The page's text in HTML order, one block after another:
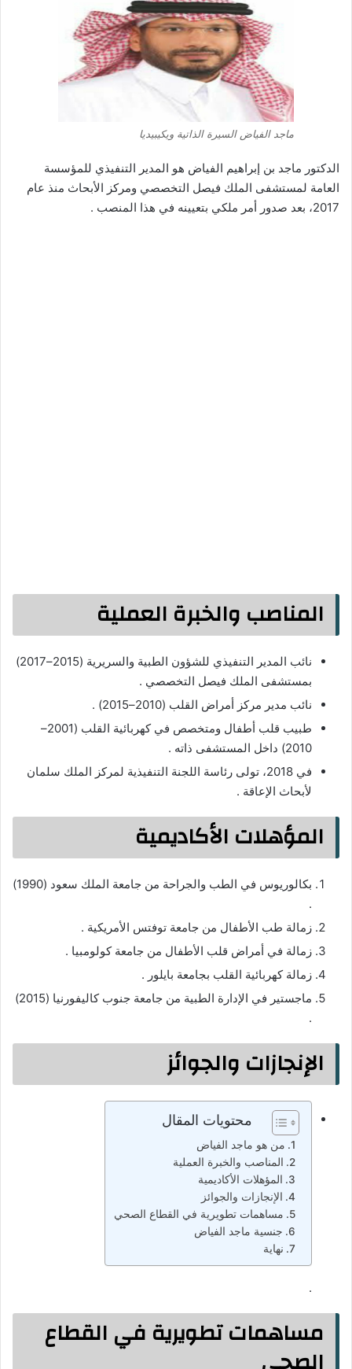
ماجد الفياض السيرة الذاتية ويكيبيديا
الدكتور ماجد بن إبراهيم الفياض هو المدير التنفيذي للمؤسسة
العامة لمستشفى الملك فيصل التخصصي ومركز الأبحاث منذ عام
2017، بعد صدور أمر ملكي بتعيينه في هذا المنصب .
المناصب والخبرة العملية
نائب المدير التنفيذي للشؤون الطبية والسريرية (2015–2017)
بمستشفى الملك فيصل التخصصي .
نائب مدير مركز أمراض القلب (2010–2015) .
طبيب قلب أطفال ومتخصص في كهربائية القلب (2001–
2010) داخل المستشفى ذاته .
في 2018، تولى رئاسة اللجنة التنفيذية لمركز الملك سلمان
لأبحاث الإعاقة .
المؤهلات الأكاديمية
بكالوريوس في الطب والجراحة من جامعة الملك سعود (1990)
.
زمالة طب الأطفال من جامعة توفتس الأمريكية .
زمالة في أمراض قلب الأطفال من جامعة كولومبيا .
زمالة كهربائية القلب بجامعة بايلور .
ماجستير في الإدارة الطبية من جامعة جنوب كاليفورنيا (2015)
.
الإنجازات والجوائز
محتويات المقال
من هو ماجد الفياض
المناصب والخبرة العملية
المؤهلات الأكاديمية
الإنجازات والجوائز
مساهمات تطويرية في القطاع الصحي
جنسية ماجد الفياض
نهاية
.
مساهمات تطويرية في القطاع